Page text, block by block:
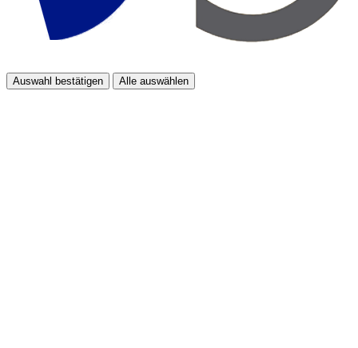
Auswahl bestätigen Alle auswählen